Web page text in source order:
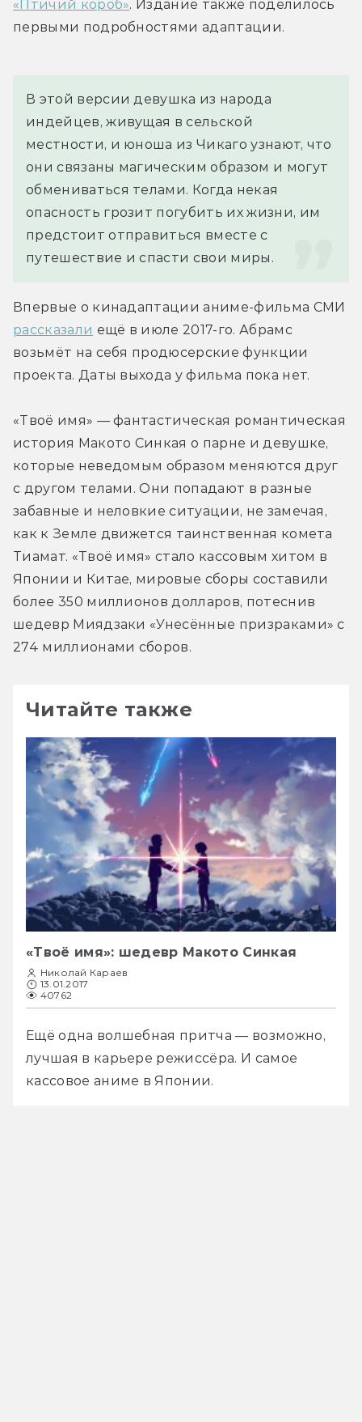
«Птичий короб». Издание также поделилось
первыми подробностями адаптации.
В этой версии девушка из народа
индейцев, живущая в сельской
местности, и юноша из Чикаго узнают, что
они связаны магическим образом и могут
обмениваться телами. Когда некая
опасность грозит погубить их жизни, им
предстоит отправиться вместе с
путешествие и спасти свои миры.
рассказали ещё в июле 2017-го. Абрамс
возьмёт на себя продюсерские функции
проекта. Даты выхода у фильма пока нет.
«Твоё имя» — фантастическая романтическая
история Макото Синкая о парне и девушке,
которые неведомым образом меняются друг
с другом телами. Они попадают в разные
забавные и неловкие ситуации, не замечая,
как к Земле движется таинственная комета
Тиамат. «Твоё имя» стало кассовым хитом в
Японии и Китае, мировые сборы составили
более 350 миллионов долларов, потеснив
шедевр Миядзаки «Унесённые призраками» с
274 миллионами сборов.
Читайте также
«Твоё имя»: шедевр Макото Синкая
Николай Караев
13.01.2017
40762
Ещё одна волшебная притча — возможно,
лучшая в карьере режиссёра. И самое
кассовое аниме в Японии.